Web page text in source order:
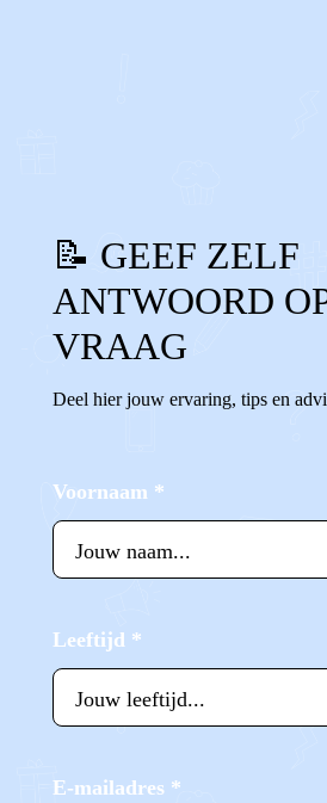
📝 GEEF ZELF
ANTWOORD
VRAAG
Deel hier jouw ervaring, tips en
Voornaam *
Leeftijd *
E-mailadres *